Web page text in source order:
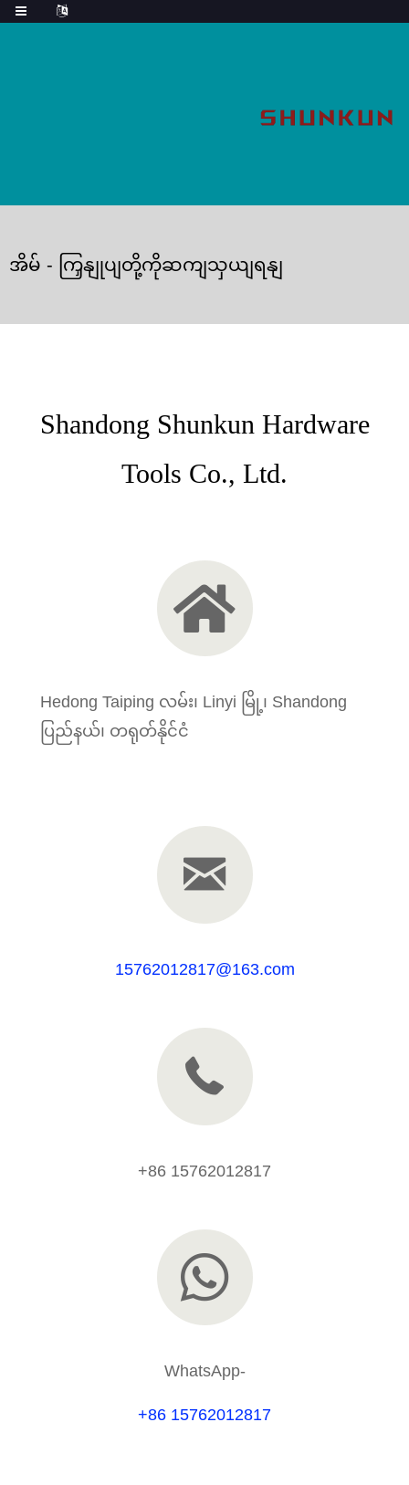
အိမ် - ကြှနျုပျတို့ကိုဆကျသှယျရနျ
Shandong Shunkun Hardware
Tools Co., Ltd.
Hedong Taiping လမ်း၊ Linyi မြို့၊ Shandong
ပြည်နယ်၊ တရုတ်နိုင်ငံ
15762012817@163.com
+86 15762012817
WhatsApp-
+86 15762012817